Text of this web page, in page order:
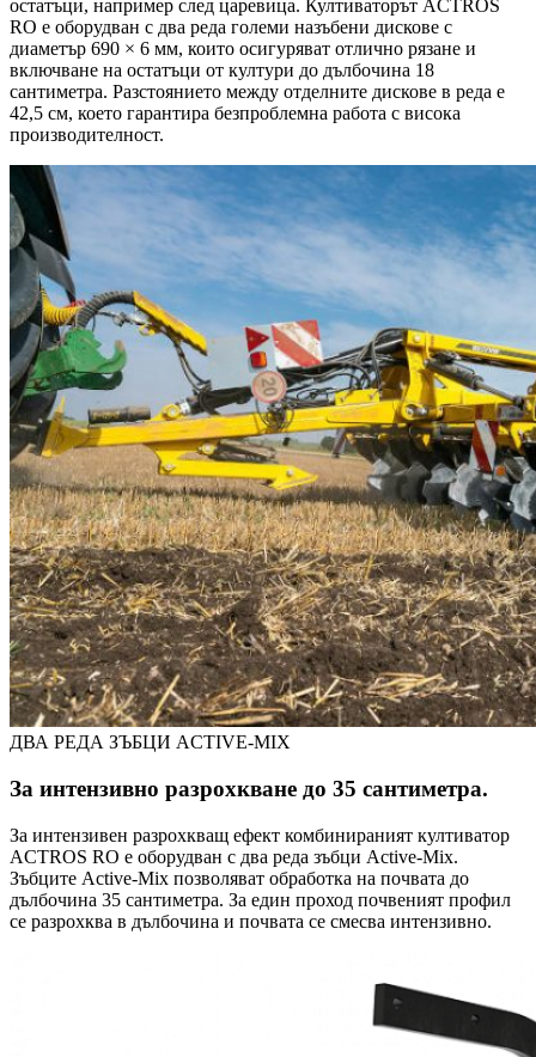
остатъци, например след царевица. Култиваторът ACTROS
RO е оборудван с два реда големи назъбени дискове с
диаметър 690 × 6 мм, които осигуряват отлично рязане и
включване на остатъци от култури до дълбочина 18
сантиметра. Разстоянието между отделните дискове в реда е
42,5 см, което гарантира безпроблемна работа с висока
производителност.
ДВА РЕДА ЗЪБЦИ ACTIVE-MIX
За интензивно разрохкване до 35 сантиметра.
За интензивен разрохкващ ефект комбинираният култиватор
ACTROS RO е оборудван с два реда зъбци Active-Mix.
Зъбците Active-Mix позволяват обработка на почвата до
дълбочина 35 сантиметра. За един проход почвеният профил
се разрохква в дълбочина и почвата се смесва интензивно.